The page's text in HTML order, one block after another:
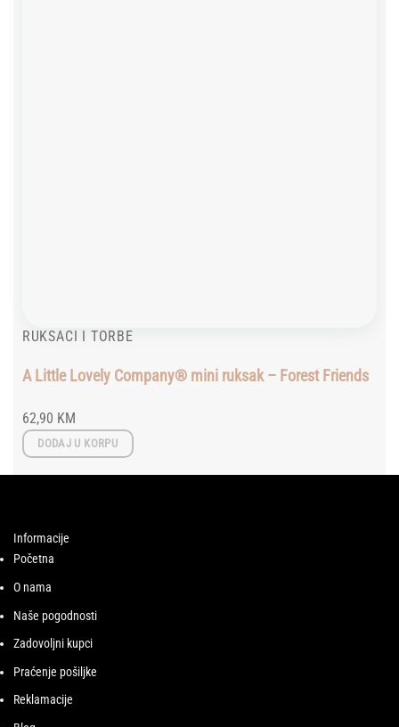
RUKSACI I TORBE
A Little Lovely Company® mini ruksak – Forest Friends
62,90 KM
DODAJ U KORPU
Informacije
Početna
O nama
Naše pogodnosti
Zadovoljni kupci
Praćenje pošiljke
Reklamacije